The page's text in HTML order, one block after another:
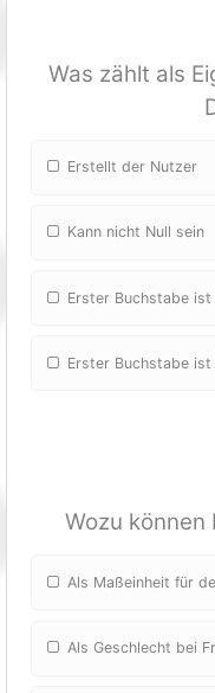
Was zählt als
Erstellt der Nutzer
Kann nicht Null sein
Erster Buchstabe
Erster Buchstabe
Wozu
Als Maßeinheit für
Als Geschlecht bei